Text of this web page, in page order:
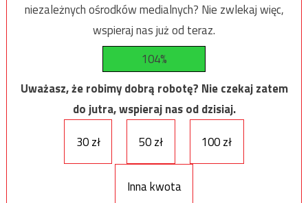
niezależnych ośrodków medialnych? Nie zwlekaj więc,
wspieraj nas już od teraz.
104%
Uważasz, że robimy dobrą robotę? Nie czekaj zatem
do jutra, wspieraj nas od dzisiaj.
30 zł
50 zł 100 zł
Inna kwota